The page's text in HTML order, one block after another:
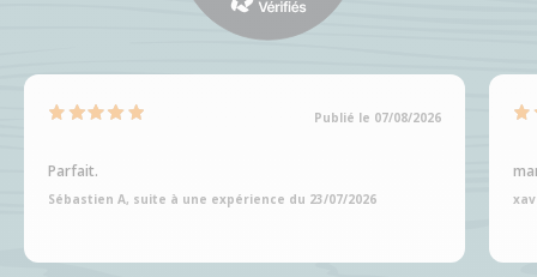
Publié le 07/08/2026
Parfait.
Sébastien A, suite à une expérience du 23/07/2026